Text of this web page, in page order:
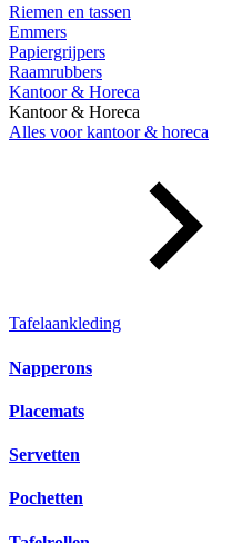
Riemen en tassen
Emmers
Papiergrijpers
Raamrubbers
Kantoor & Horeca
Kantoor & Horeca
Alles voor kantoor & horeca
Tafelaankleding
Napperons
Placemats
Servetten
Pochetten